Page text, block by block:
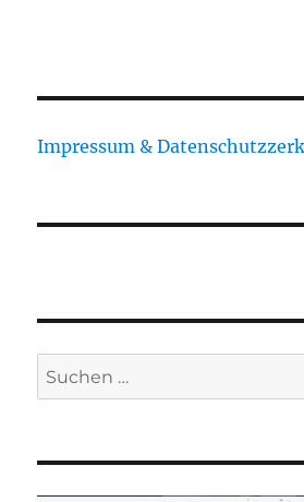
Impressum &
Suchen
nach: